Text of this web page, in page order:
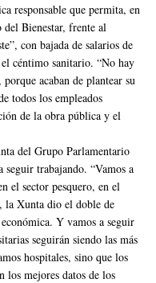
responsable que permita, en
Bienestar, frente al
con bajada de salarios de
céntimo sanitario. “No hay
acaban de plantear su
todos los empleados
de la obra pública y el
del Grupo Parlamentario
trabajando. “Vamos a
el sector pesquero, en el
la Xunta dio el doble de
Y vamos a seguir
seguirán siendo las más
hospitales, sino que los
los mejores datos de los